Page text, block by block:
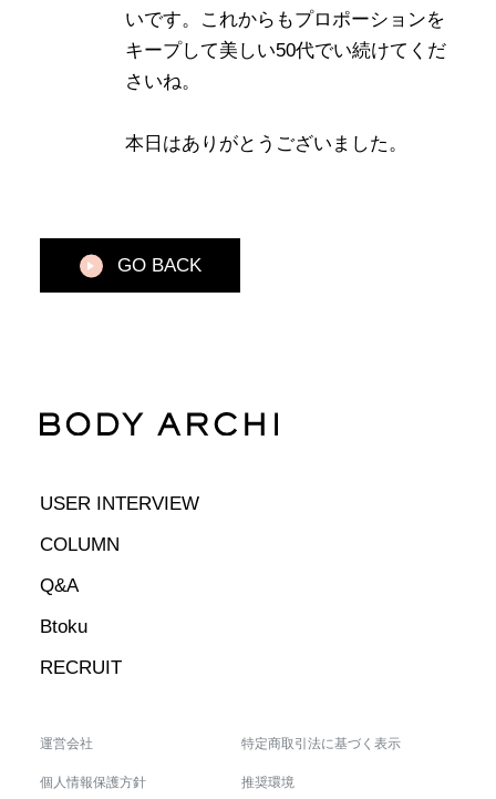
いです。これからもプロポーションを
キープして美しい50代でい続けてくだ
さいね。
本日はありがとうございました。
GO BACK
USER INTERVIEW
COLUMN
Q&A
Btoku
RECRUIT
運営会社 特定商取引法に基づく表示
個人情報保護方針 推奨環境